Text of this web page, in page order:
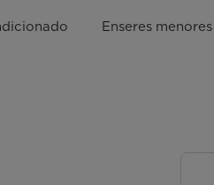
Enseres menores